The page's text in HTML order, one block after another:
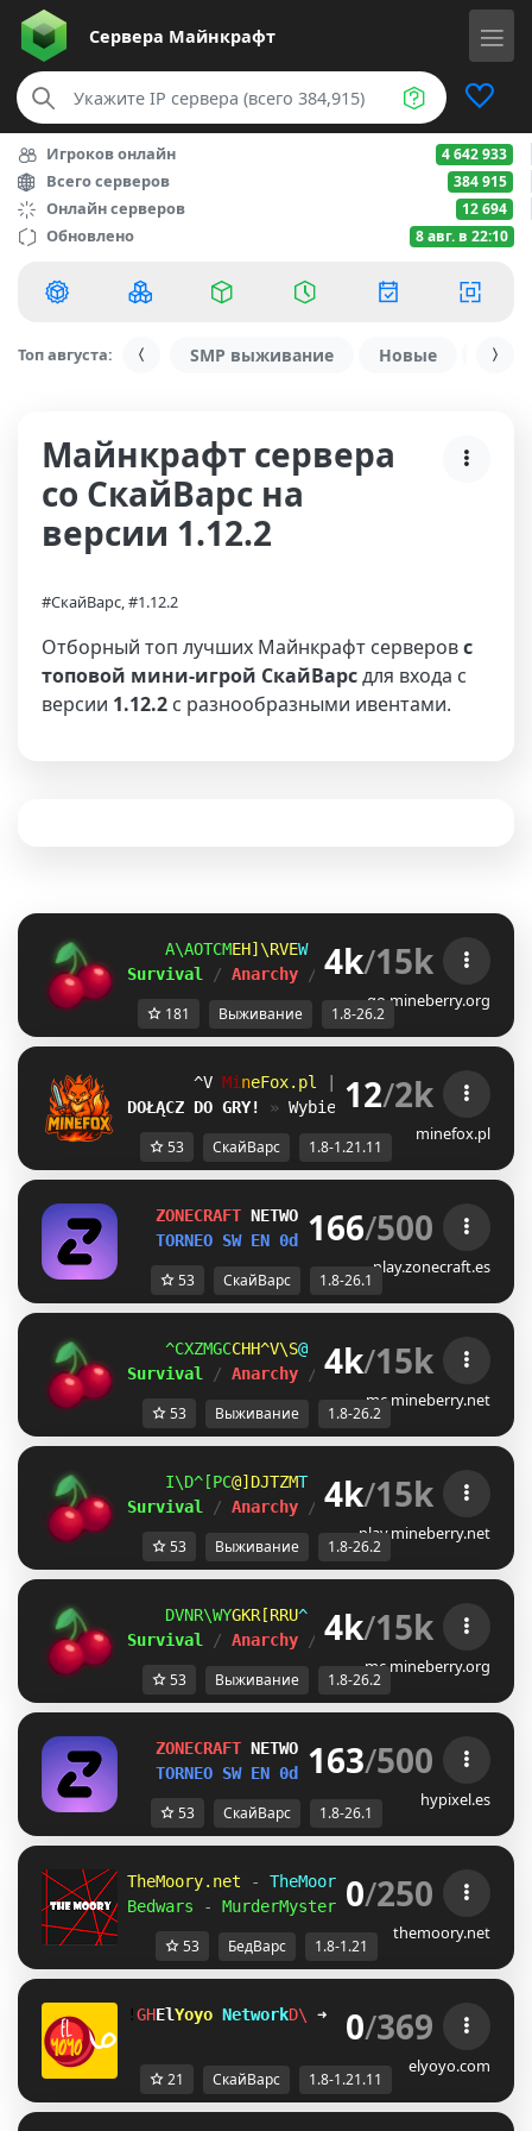
Сервера Майнкрафт
Игроков онлайн 4 642 933
Всего серверов 384 915
Онлайн серверов 12 694
Обновлено 8 авг. в 22:10
Топ августа: SMP выживание Новые С
Майнкрафт сервера
со СкайВарс на
версии 1.12.2
#СкайВарс, #1.12.2
Отборный топ лучших Майнкрафт серверовс
топовой мини-игрой СкайВарсдля входа с
версии 1.12.2 с разнообразными ивентами.
NTSVKQ@PXL^LDE@ ＭＩＮＥＢＥＲＲＹ
Survival
/ Anarchy / BedWars / SkyWars
4k/15k
go.mineberry.org
181 Выживание 1.8-26.2
\I Mi neFox. pl 1.8.x - 1.21.11
DOŁĄCZ DO GRY!
» Wybierz swój ulubiony
12/2k
minefox.pl
53 СкайВарс 1.8-1.21.11
ZONECRAFT NETWORK 1.8-26.1
TORNEO SW EN 0d 1h 14m 48s /HO CAL
166/500
play.zonecraft.es
53 СкайВарс 1.8-26.1
YUDDMDWBQEQ_LXM ＭＩＮＥＢＥＲＲＹ
Survival
/ Anarchy / BedWars / SkyWars
4k/15k
mc.mineberry.net
53 Выживание 1.8-26.2
D]ITWKRV@RGOMI@ ＭＩＮＥＢＥＲＲＹ
Survival
/ Anarchy / BedWars / SkyWars
4k/15k
play.mineberry.net
53 Выживание 1.8-26.2
GCL_^N[NVG@IJZ\ ＭＩＮＥＢＥＲＲＹ
Survival
/ Anarchy / BedWars / SkyWars
4k/15k
mc.mineberry.org
53 Выживание 1.8-26.2
ZONECRAFT NETWORK 1.8-26.1
TORNEO SW EN 0d 1h 8m 18s /HO CAL
163/500
hypixel.es
53 СкайВарс 1.8-26.1
TheMoory.net - TheMoory Network
1.8-
Bedwars
- MurderMystery - Skywars »
0/250
themoory.net
53 БедВарс 1.8-1.21
!XHElYoyo NetworkGO ➜ discord.gg/
0/369
elyoyo.com
21 СкайВарс 1.8-1.21.11